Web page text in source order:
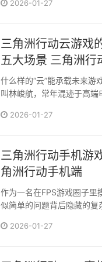
2026-01-27
三角洲行动云游戏
五大场景 三角洲行
什么样的“云”能承载未来
叫林峻航，常年混迹于高
2026-01-27
三角洲行动手机游
角洲行动手机端
作为一名在FPS游戏圈子
似简单的问题背后隐藏的复
2026-01-27